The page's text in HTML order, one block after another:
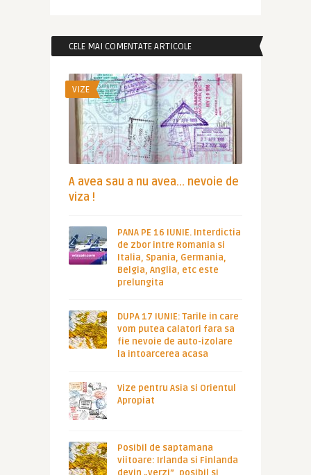
CELE MAI COMENTATE ARTICOLE
VIZE
A avea sau a nu avea… nevoie de
viza !
PANA PE 16 IUNIE. Interdictia
de zbor intre Romania si
Italia, Spania, Germania,
Belgia, Anglia, etc este
prelungita
DUPA 17 IUNIE: Tarile in care
vom putea calatori fara sa
fie nevoie de auto-izolare
la intoarcerea acasa
Vize pentru Asia si Orientul
Apropiat
Posibil de saptamana
viitoare: Irlanda si Finlanda